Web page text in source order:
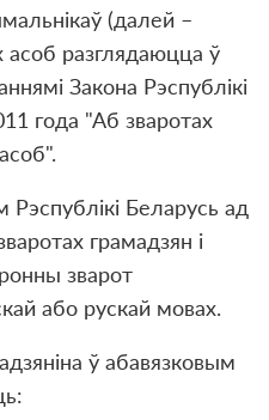
(далей –
разглядаюцца ў
Закона Рэспублікі
года "Аб зваротах
Рэспублікі Беларусь ад
грамадзян і
зварот
або рускай мовах.
ў абавязковым